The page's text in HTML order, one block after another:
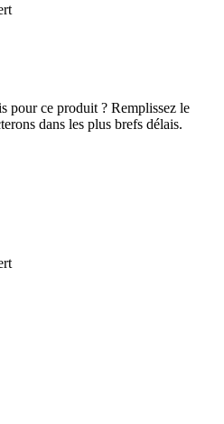
pour ce produit ? Remplissez le
dans les plus brefs délais.